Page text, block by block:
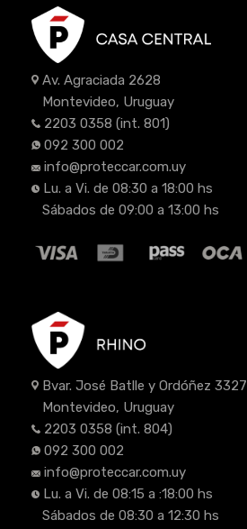
Av. Agraciada 2628
Montevideo, Uruguay
2203 0358 (int. 801)
092 300 002
info@proteccar.com.uy
Lu. a Vi. de 08:30 a 18:00 hs
Sábados de 09:00 a 13:00 hs
Bvar. José Batlle y Ordóñez 3327
Montevideo, Uruguay
2203 0358 (int. 804)
092 300 002
info@proteccar.com.uy
Lu. a Vi. de 08:15 a :18:00 hs
Sábados de 08:30 a 12:30 hs